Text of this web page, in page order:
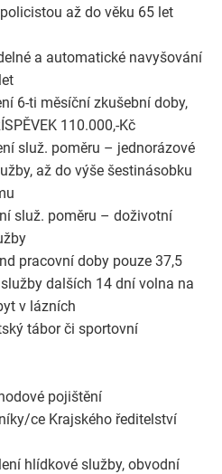
až do věku 65 let
a automatické navyšování
6-ti měsíční zkušební doby,
110.000,-Kč
služ. poměru – jednorázové
až do výše šestinásobku
služ. poměru – doživotní
pracovní doby pouze 37,5
dalších 14 dní volna na
v lázních
tábor či sportovní
pojištění
ce Krajského ředitelství
hlídkové služby, obvodní